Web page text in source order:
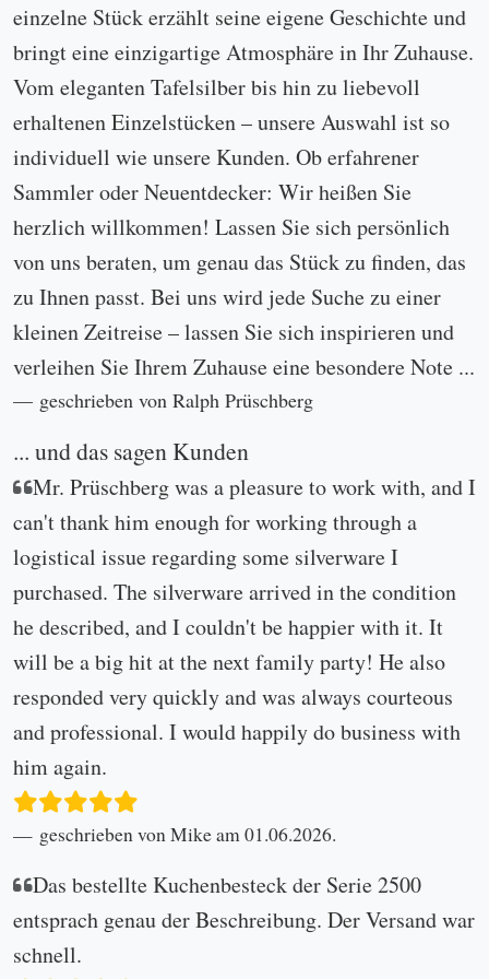
einzelne Stück erzählt seine eigene Geschichte und
bringt eine einzigartige Atmosphäre in Ihr Zuhause.
Vom eleganten Tafelsilber bis hin zu liebevoll
erhaltenen Einzelstücken – unsere Auswahl ist so
individuell wie unsere Kunden. Ob erfahrener
Sammler oder Neuentdecker: Wir heißen Sie
herzlich willkommen! Lassen Sie sich persönlich
von uns beraten, um genau das Stück zu finden, das
zu Ihnen passt. Bei uns wird jede Suche zu einer
kleinen Zeitreise – lassen Sie sich inspirieren und
verleihen Sie Ihrem Zuhause eine besondere Note ...
geschrieben von Ralph Prüschberg
... und das sagen Kunden
Mr. Prüschberg was a pleasure to work with, and I
can't thank him enough for working through a
logistical issue regarding some silverware I
purchased. The silverware arrived in the condition
he described, and I couldn't be happier with it. It
will be a big hit at the next family party! He also
responded very quickly and was always courteous
and professional. I would happily do business with
him again.
geschrieben von Mike am 01.06.2026.
Das bestellte Kuchenbesteck der Serie 2500
entsprach genau der Beschreibung. Der Versand war
schnell.